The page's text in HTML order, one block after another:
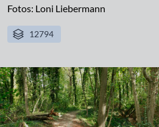
Fotos: Loni Liebermann
12794